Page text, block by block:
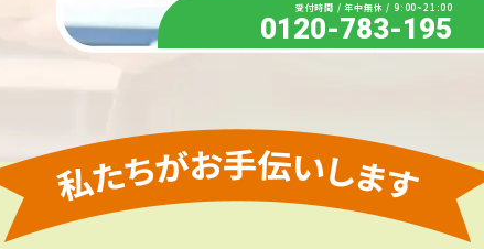
受付時間 / 年中無休 / 9:00~21:00
0120-783-195